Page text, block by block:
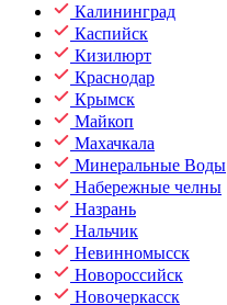
Калининград
Каспийск
Кизилюрт
Краснодар
Крымск
Майкоп
Махачкала
Минеральные Воды
Набережные челны
Назрань
Нальчик
Невинномысск
Новороссийск
Новочеркасск